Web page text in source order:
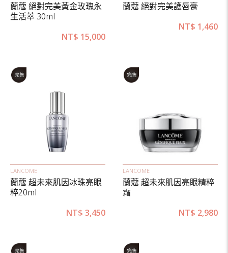
蘭蔻 絕對完美黃金玫瑰永
生活萃 30ml
NT$ 15,000
蘭蔻 絕對完美護唇膏
NT$ 1,460
LANCOME
蘭蔻 超未來肌因冰珠亮眼
粹20ml
NT$ 3,450
LANCOME
蘭蔻 超未來肌因亮眼精粹
霜
NT$ 2,980